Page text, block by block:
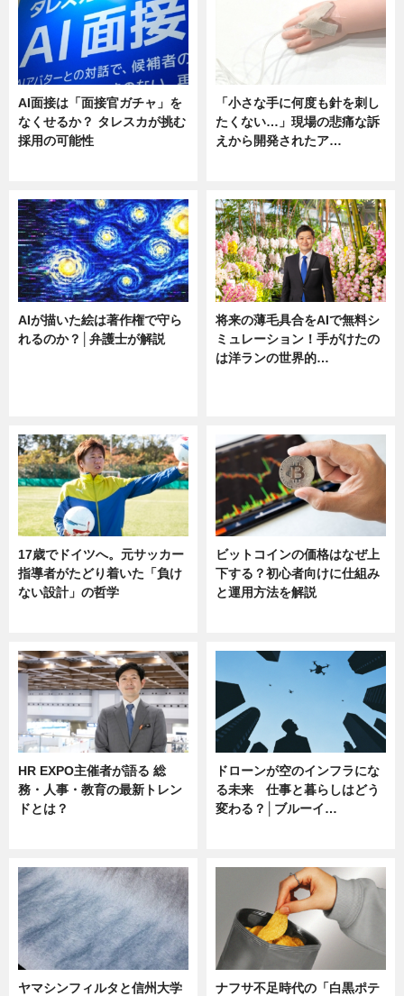
AI面接は「面接官ガチャ」を
なくせるか？ タレスカが挑む
採用の可能性
「小さな手に何度も針を刺し
たくない…」現場の悲痛な訴
えから開発されたア…
AIが描いた絵は著作権で守ら
れるのか？│弁護士が解説
将来の薄毛具合をAIで無料シ
ミュレーション！手がけたの
は洋ランの世界的…
17歳でドイツへ。元サッカー
指導者がたどり着いた「負け
ない設計」の哲学
ビットコインの価格はなぜ上
下する？初心者向けに仕組み
と運用方法を解説
HR EXPO主催者が語る 総
務・人事・教育の最新トレン
ドとは？
ドローンが空のインフラにな
る未来 仕事と暮らしはどう
変わる？│ブルーイ…
ヤマシンフィルタと信州大学
ナフサ不足時代の「白黒ポテ